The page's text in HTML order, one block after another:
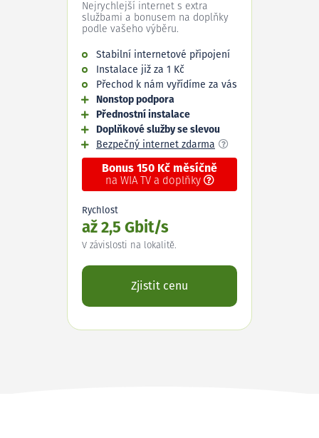
Nejrychlejší internet s extra
službami a bonusem na doplňky
podle vašeho výběru.
Stabilní internetové připojení
Instalace již za 1 Kč
Přechod k nám vyřídíme za vás
Nonstop podpora
Přednostní instalace
Doplňkové služby se slevou
Bezpečný internet zdarma
Bonus 150 Kč měsíčně
na WIA TV a doplňky
Rychlost
až 2,5 Gbit/s
V závislosti na lokalitě.
Zjistit cenu